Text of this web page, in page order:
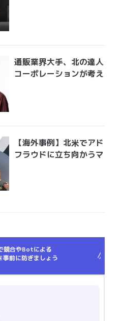
通販業界大手、北の達人
コーポレーションが考え
【海外事例】北米でアド
フラウドに立ち向かうマ
競合やBotによる
事前に防ぎましょう